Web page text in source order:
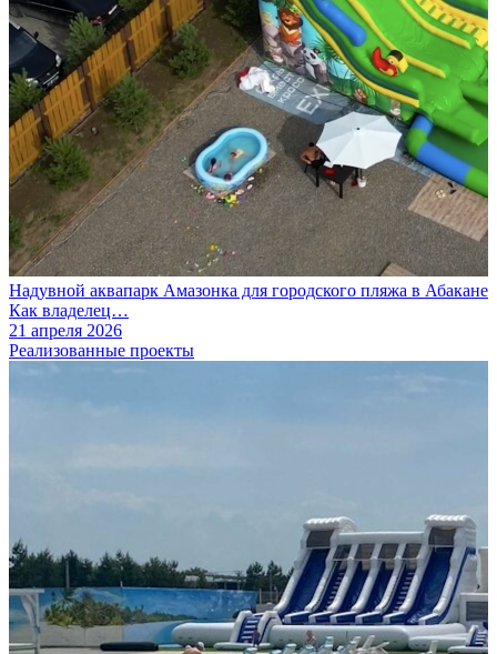
Надувной аквапарк Амазонка для городского пляжа в Абакане
Как владелец…
21 апреля 2026
Реализованные проекты